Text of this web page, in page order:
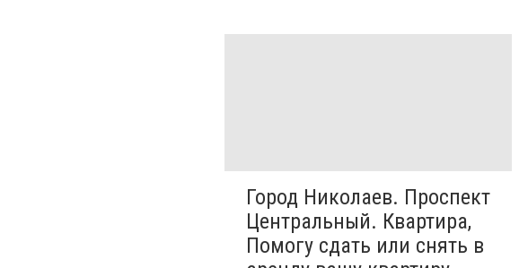
Город Николаев. Проспект
Центральный. Квартира,
Помогу сдать или снять в